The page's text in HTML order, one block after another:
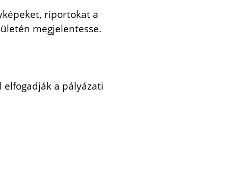
riportokat a
megjelentesse.
elfogadják a pályázati